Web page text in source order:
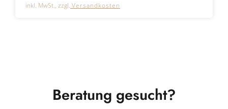
inkl. MwSt., zzgl. Versandkosten
Beratung gesucht?